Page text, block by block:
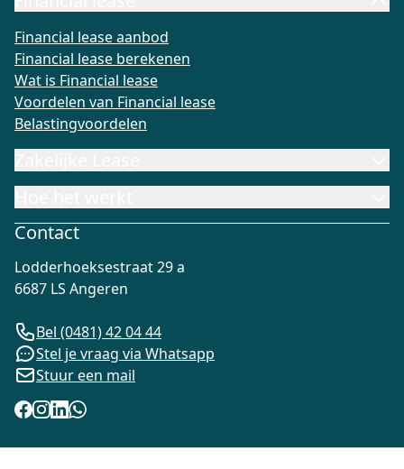
Financial lease aanbod
Financial lease berekenen
Wat is Financial lease
Voordelen van Financial lease
Belastingvoordelen
Contact
Lodderhoeksestraat 29 a
6687 LS Angeren
Bel (0481) 42 04 44
Stel je vraag via Whatsapp
Stuur een mail